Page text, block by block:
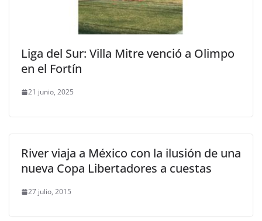
Liga del Sur: Villa Mitre venció a Olimpo
en el Fortín
21 junio, 2025
River viaja a México con la ilusión de una
nueva Copa Libertadores a cuestas
27 julio, 2015